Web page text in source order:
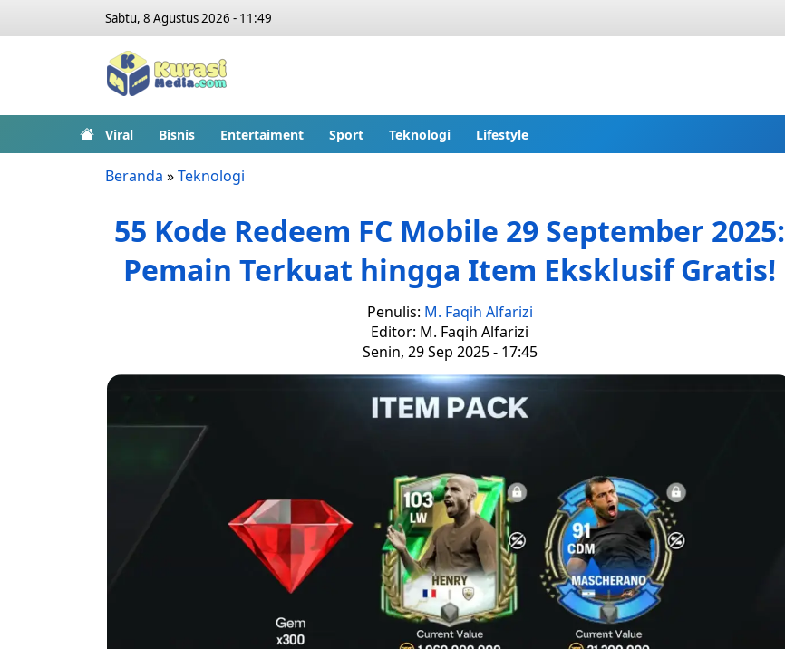
Sabtu, 8 Agustus 2026 - 11:49
Viral Bisnis Entertaiment Sport Teknologi Lifestyle
Beranda »Teknologi
55 Kode Redeem FC Mobile 29 September 2025:
Pemain Terkuat hingga Item Eksklusif Gratis!
Penulis: M. Faqih Alfarizi
Editor: M. Faqih Alfarizi
Senin, 29 Sep 2025 - 17:45